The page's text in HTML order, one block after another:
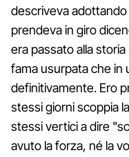
descriveva
prendeva in giro
era passato alla
fama usurpata che in
definitivamente. Ero
stessi giorni scoppia
stessi vertici a dire
avuto la forza, né la